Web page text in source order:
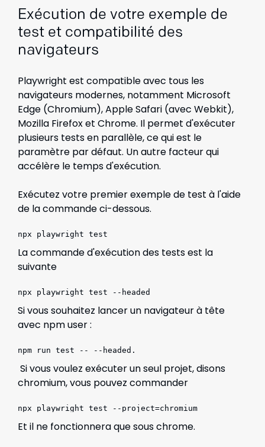
Exécution de votre exemple de
test et compatibilité des
navigateurs
Playwright est compatible avec tous les
navigateurs modernes, notamment Microsoft
Edge (Chromium), Apple Safari (avec Webkit),
Mozilla Firefox et Chrome. Il permet d'exécuter
plusieurs tests en parallèle, ce qui est le
paramètre par défaut. Un autre facteur qui
accélère le temps d'exécution.
Exécutez votre premier exemple de test à l'aide
de la commande ci-dessous.
npx playwright test
La commande d'exécution des tests est la
suivante
npx playwright test --headed
Si vous souhaitez lancer un navigateur à tête
avec npm user :
npm run test -- --headed.
Si vous voulez exécuter un seul projet, disons
chromium, vous pouvez commander
npx playwright test --project=chromium
Et il ne fonctionnera que sous chrome.